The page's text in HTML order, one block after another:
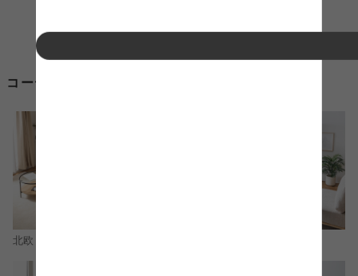
コーディネートから食卓テーブル 白を探す
北欧